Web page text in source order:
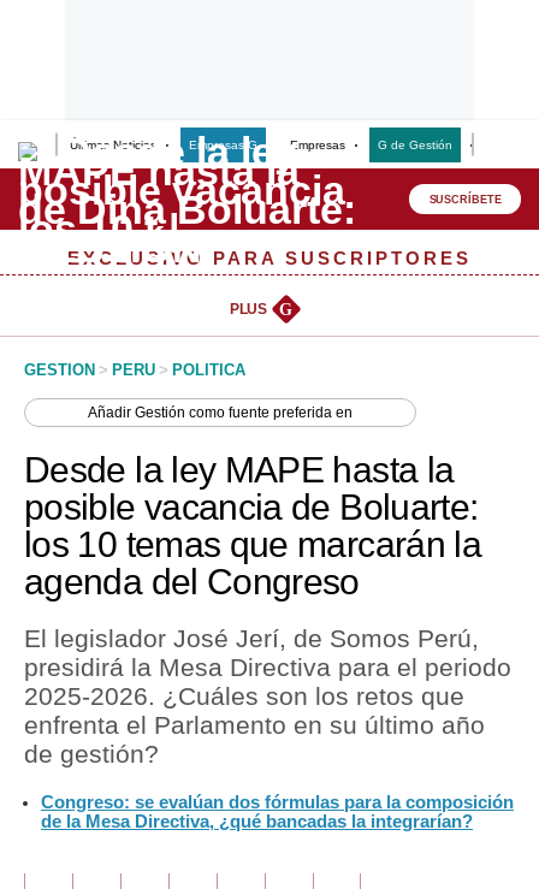
Últimas Noticias Empresas G Empresas G de Gestión
Lo último
Peru Quiosco
Management & Empleo
Perú
Política
Tu Dinero
Finanzas Personales
Inmobiliarias
Plus G
Editorial
Pregunta de hoy
SUSCRÍBETE
EXCLUSIVO PARA SUSCRIPTORES
PLUS G
GESTION > PERU > POLITICA
AñadirGestión como fuente preferida en
Desde la ley MAPE hasta la
posible vacancia de Boluarte:
los 10 temas que marcarán la
agenda del Congreso
El legislador José Jerí, de Somos Perú,
presidirá la Mesa Directiva para el periodo
2025-2026. ¿Cuáles son los retos que
enfrenta el Parlamento en su último año
de gestión?
Congreso: se evalúan dos fórmulas para la composición
de la Mesa Directiva, ¿qué bancadas la integrarían?